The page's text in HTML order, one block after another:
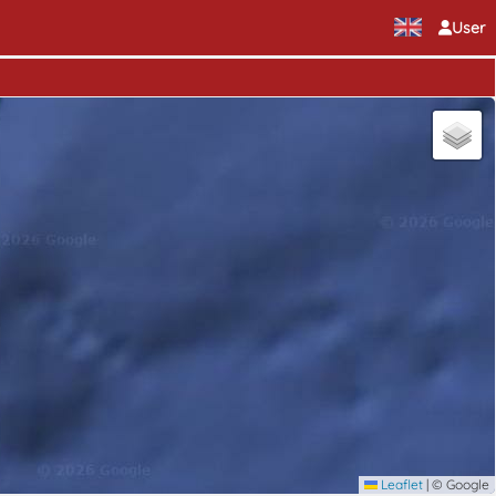
User
Leaflet | © Google